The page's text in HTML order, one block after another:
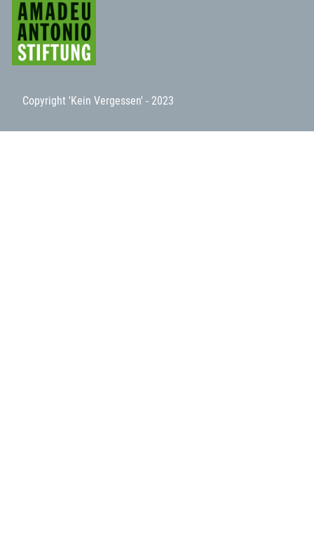
Copyright 'Kein Vergessen' - 2023